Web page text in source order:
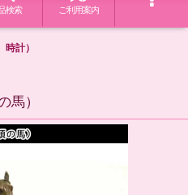
検索 ご利用案内
時計）
馬）